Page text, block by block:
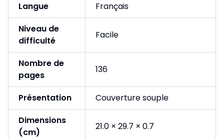
Langue
Français
Niveau de
difficulté
Facile
Nombre de
pages
136
Présentation
Couverture souple
Dimensions
(cm)
21.0 × 29.7 × 0.7